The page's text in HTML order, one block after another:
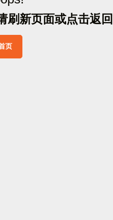
刷新页面或点击返 回
页